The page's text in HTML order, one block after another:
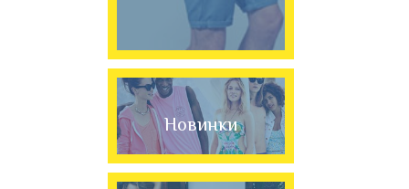
Новинки